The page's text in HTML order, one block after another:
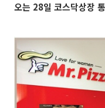
오는 28일 코스닥상장